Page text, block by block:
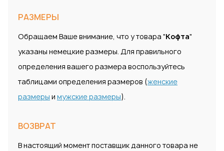
РАЗМЕРЫ
Обращаем Ваше внимание, что у товара "Кофта"
указаны немецкие размеры. Для правильного
определения вашего размера воспользуйтесь
таблицами определения размеров (женские
размеры и мужские размеры).
ВОЗВРАТ
В настоящий момент поставщик данного товара не